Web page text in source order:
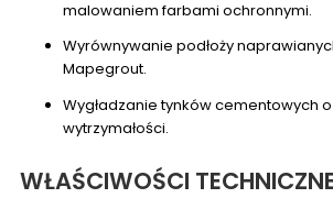
malowaniem farbami ochronnymi.
Wyrównywanie podłoży
Mapegrout.
Wygładzanie tynków cementowych
wytrzymałości.
WŁAŚCIWOŚCI